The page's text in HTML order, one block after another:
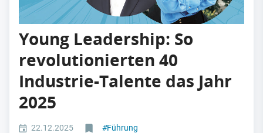
Young Leadership: So
revolutionierten 40
Industrie-Talente das Jahr
2025
22.12.2025 #Führung